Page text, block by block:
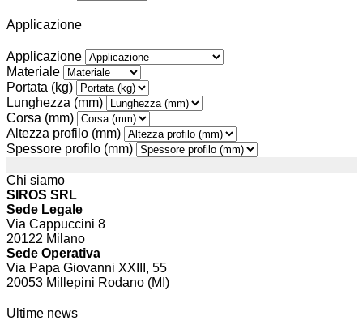
Applicazione
Applicazione
Materiale
Portata (kg)
Lunghezza (mm)
Corsa (mm)
Altezza profilo (mm)
Spessore profilo (mm)
Chi siamo
SIROS SRL
Sede Legale
Via Cappuccini 8
20122 Milano
Sede Operativa
Via Papa Giovanni XXIII, 55
20053 Millepini Rodano (MI)
Ultime news